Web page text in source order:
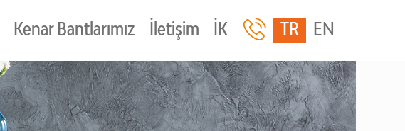
Kenar Bantlarımız İletişim İK TR EN